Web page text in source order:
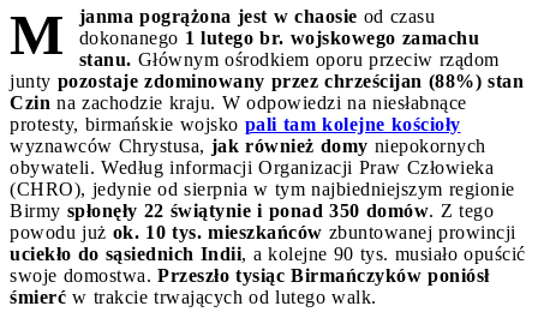
M janma pogrążona jest w chaosie od czasu
dokonanego 1 lutego br. wojskowego zamachu
stanu. Głównym ośrodkiem oporu przeciw rządom
junty pozostaje zdominowany przez chrześcijan (88%) stan
Czin na zachodzie kraju. W odpowiedzi na niesłabnące
protesty, birmańskie wojsko pali tam kolejne kościoły
wyznawców Chrystusa, jak również domy niepokornych
obywateli. Według informacji Organizacji Praw Człowieka
(CHRO), jedynie od sierpnia w tym najbiedniejszym regionie
Birmy spłonęły 22 świątynie i ponad 350 domów. Z tego
powodu już ok. 10 tys. mieszkańców zbuntowanej prowincji
uciekło do sąsiednich Indii, a kolejne 90 tys. musiało opuścić
swoje domostwa. Przeszło tysiąc Birmańczyków poniósł
śmierć w trakcie trwających od lutego walk.